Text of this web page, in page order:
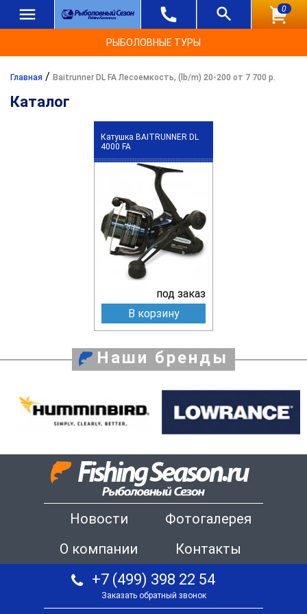
0
РЫБОЛОВНЫЕ ТУРЫ
Главная / Baitrunner DL FA Лесоемкость, (lb/m) 20-200 от 7 700 р.
Каталог
Катушка BAITRUNNER DL
4000 FA
под заказ
В корзину
Наши бренды
Новости
Фотогалерея
О компании
Контакты
+7 (499) 398 22 54
Заказать обратный звонок